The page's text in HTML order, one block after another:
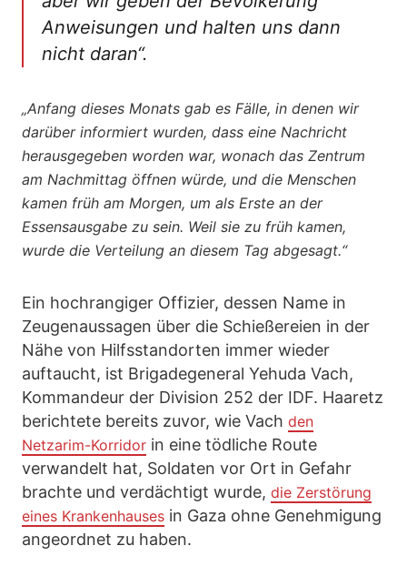
Anweisungen und halten uns dann
nicht daran“.
„Anfang dieses Monats gab es Fälle, in denen wir
darüber informiert wurden, dass eine Nachricht
herausgegeben worden war, wonach das Zentrum
am Nachmittag öffnen würde, und die Menschen
kamen früh am Morgen, um als Erste an der
Essensausgabe zu sein. Weil sie zu früh kamen,
wurde die Verteilung an diesem Tag abgesagt.“
Ein hochrangiger Offizier, dessen Name in
Zeugenaussagen über die Schießereien in der
Nähe von Hilfsstandorten immer wieder
auftaucht, ist Brigadegeneral Yehuda Vach,
Kommandeur der Division 252 der IDF. Haaretz
berichtete bereits zuvor, wie Vach den
Netzarim-Korridor in eine tödliche Route
verwandelt hat, Soldaten vor Ort in Gefahr
brachte und verdächtigt wurde, die Zerstörung
eines Krankenhauses in Gaza ohne Genehmigung
angeordnet zu haben.